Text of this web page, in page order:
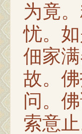
为竟
忧。
佃家
故。
问。
索意